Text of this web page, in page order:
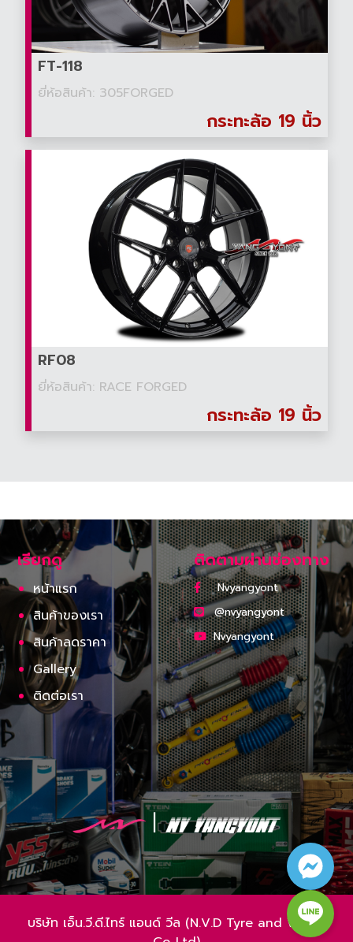
FT-118
ยี่ห้อสินค้า: 305FORGED
กระทะล้อ 19 นิ้ว
RF08
ยี่ห้อสินค้า: RACE FORGED
กระทะล้อ 19 นิ้ว
เรียกดู
หน้าแรก
สินค้าของเรา
สินค้าลดราคา
Gallery
ติดต่อเรา
ติดตามผ่านช่องทาง
Nvyangyont
@nvyangyont
Nvyangyont
บริษัท เอ็น.วี.ดี.ไทร์ แอนด์ วีล (N.V.D Tyre and Wheel